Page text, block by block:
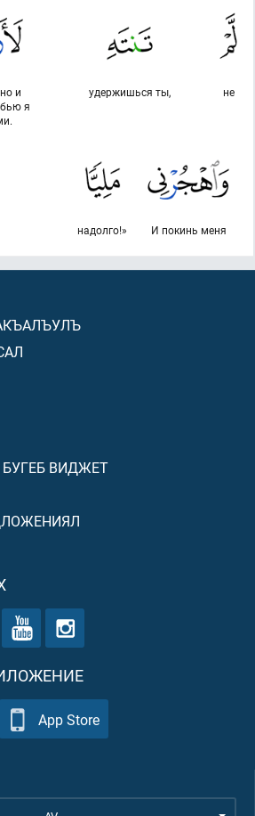
не
удержишься ты,
и
я
И покинь меня
надолго!»
ВИДЖЕТ
App Store